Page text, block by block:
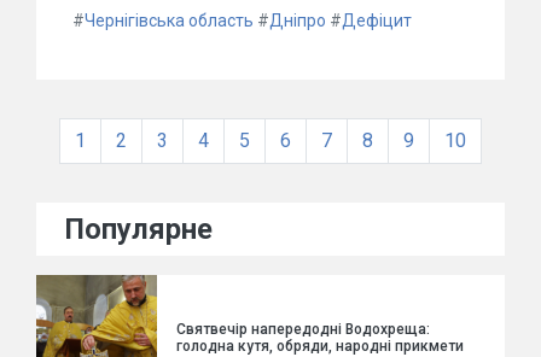
#Чернігівська область #Дніпро #Дефіцит
1 2 3 4 5 6 7 8 9 10
Популярне
Святвечір напередодні Водохреща:
голодна кутя, обряди, народні прикмети